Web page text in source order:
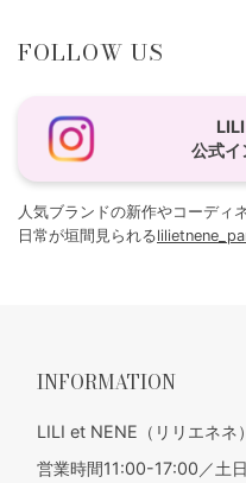
FOLLOW US
公式イ
人気ブランドの新作やコーディ
日常が垣間見られる
INFORMATION
LILI et NENE（リリエネネ）
営業時間11:00-17:00／土